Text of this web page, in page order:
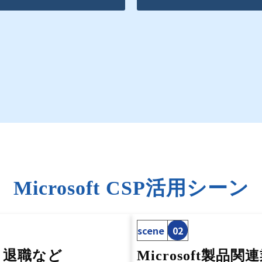
Microsoft CSP活用シーン
職など
scene 02
Microsoft製品関